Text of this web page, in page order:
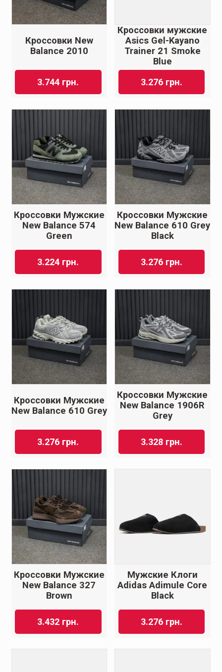
Кроссовки New
Balance 2010
3.744 грн.
Кроссовки мужские
Asics Gel-Kayano
Trainer 21 Smoke
Blue
3.276 грн.
Кроссовки Мужские
New Balance 574
Green
3.224 грн.
Кроссовки Мужские
New Balance 610 Grey
Black
3.276 грн.
Кроссовки Мужские
New Balance 610 Grey
3.276 грн.
Кроссовки Мужские
New Balance 1906R
Grey
3.328 грн.
Кроссовки Мужские
New Balance 327
Brown
3.432 грн.
Мужские Клоги
Adidas Adimule Core
Black
3.276 грн.